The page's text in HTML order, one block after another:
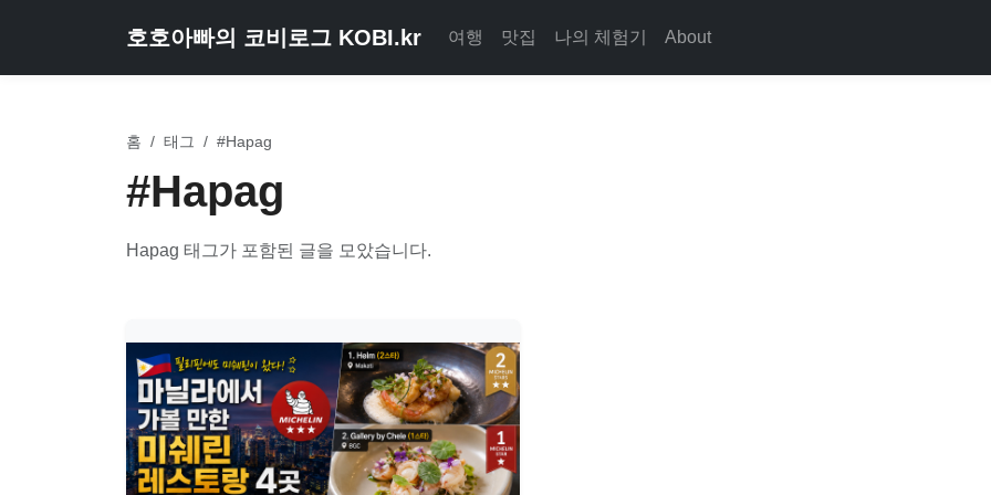
호호아빠의 코비로그 KOBI.kr 여행 맛집 나의 체험기 About
홈 / 태그 / #Hapag
#Hapag
Hapag 태그가 포함된 글을 모았습니다.